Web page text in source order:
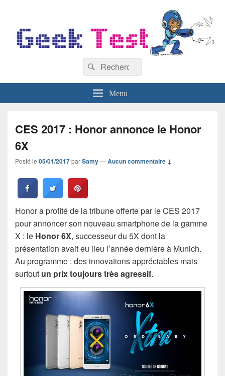
Recherche :
Rechercher
Menu
CES 2017 : Honor annonce le Honor
6X
Posté le 05/01/2017parSamy—Aucun commentaire ↓
Honor a profité de la tribune offerte par le CES 2017
pour annoncer son nouveau smartphone de la gamme
X : le Honor 6X, successeur du 5X dont la
présentation avait eu lieu l’année dernière à Munich.
Au programme : des innovations appréciables mais
surtout un prix toujours très agressif.